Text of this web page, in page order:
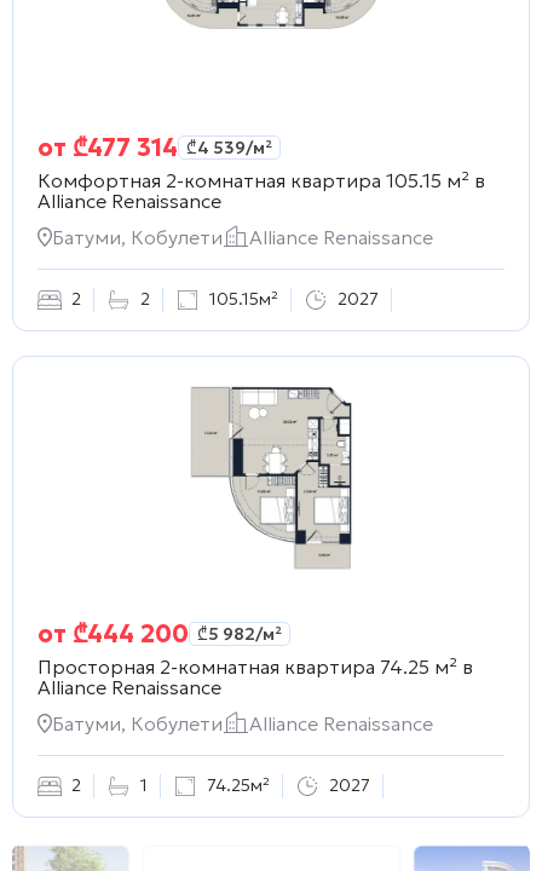
от ₾477 314 ₾4 539/м²
Комфортная 2-комнатная квартира 105.15 м² в
Alliance Renaissance
Батуми, Кобулети
Alliance Renaissance
2 2 105.15м² 2027
от ₾444 200 ₾5 982/м²
Просторная 2-комнатная квартира 74.25 м² в
Alliance Renaissance
Батуми, Кобулети
Alliance Renaissance
2 1 74.25м² 2027